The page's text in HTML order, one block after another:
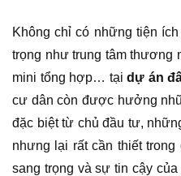
Không chỉ có những tiện
trọng như trung tâm thương
mini tổng hợp… tạidự án
cư dân còn được hưởng
đặc biệt từ chủ đầu tư,
nhưng lại rất cần thiết
sang trọng và sự tin cậy